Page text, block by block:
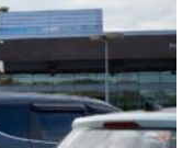
дилерских